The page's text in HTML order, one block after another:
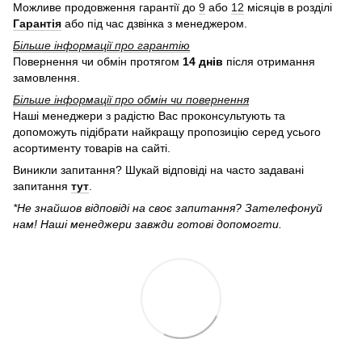
Можливе продовження гарантії до 9 або 12 місяців в розділі
Гарантія або під час дзвінка з менеджером.
Більше інформації про гарантію
Повернення чи обмін протягом 14 днів після отримання
замовлення.
Більше інформації про обмін чи повернення
Наші менеджери з радістю Вас проконсультують та
допоможуть підібрати найкращу пропозицію серед усього
асортименту товарів на сайті.
Виникли запитання? Шукай відповіді на часто задавані
запитання тут
*Не знайшов відповіді на своє запитання? Зателефонуй
нам! Наші менеджери завжди готові допомогти.